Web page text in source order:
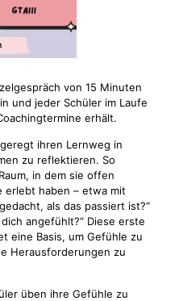
von 15 Minuten
und jeder Schüler im Laufe
erhält.
ihren Lernweg in
zu reflektieren. So
in dem sie offen
erlebt haben – etwa mit
als das passiert ist?“
angefühlt?“ Diese erste
eine Basis, um Gefühle zu
Herausforderungen zu
üben ihre Gefühle zu